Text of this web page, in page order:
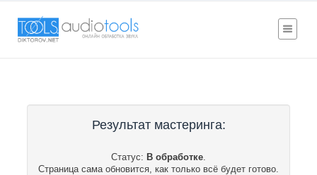
Результат мастеринга:
Статус: В обработке.
Страница сама обновится, как только всё будет готово.